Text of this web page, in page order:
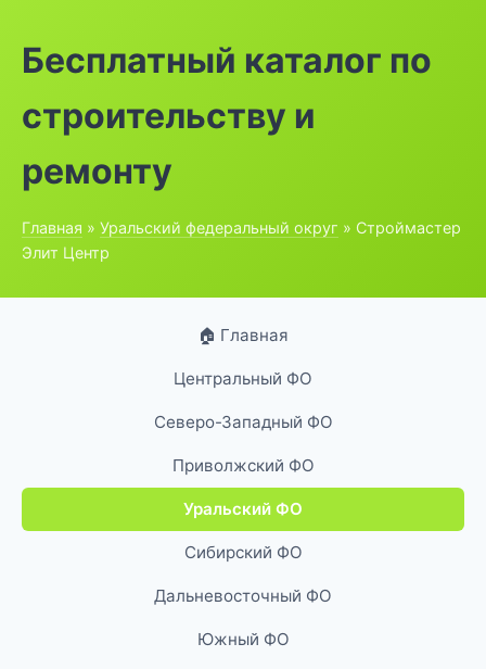
Бесплатный каталог по
строительству и
ремонту
Главная » Уральский федеральный округ » Строймастер
Элит Центр
🏠 Главная
Центральный ФО
Северо-Западный ФО
Приволжский ФО
Уральский ФО
Сибирский ФО
Дальневосточный ФО
Южный ФО